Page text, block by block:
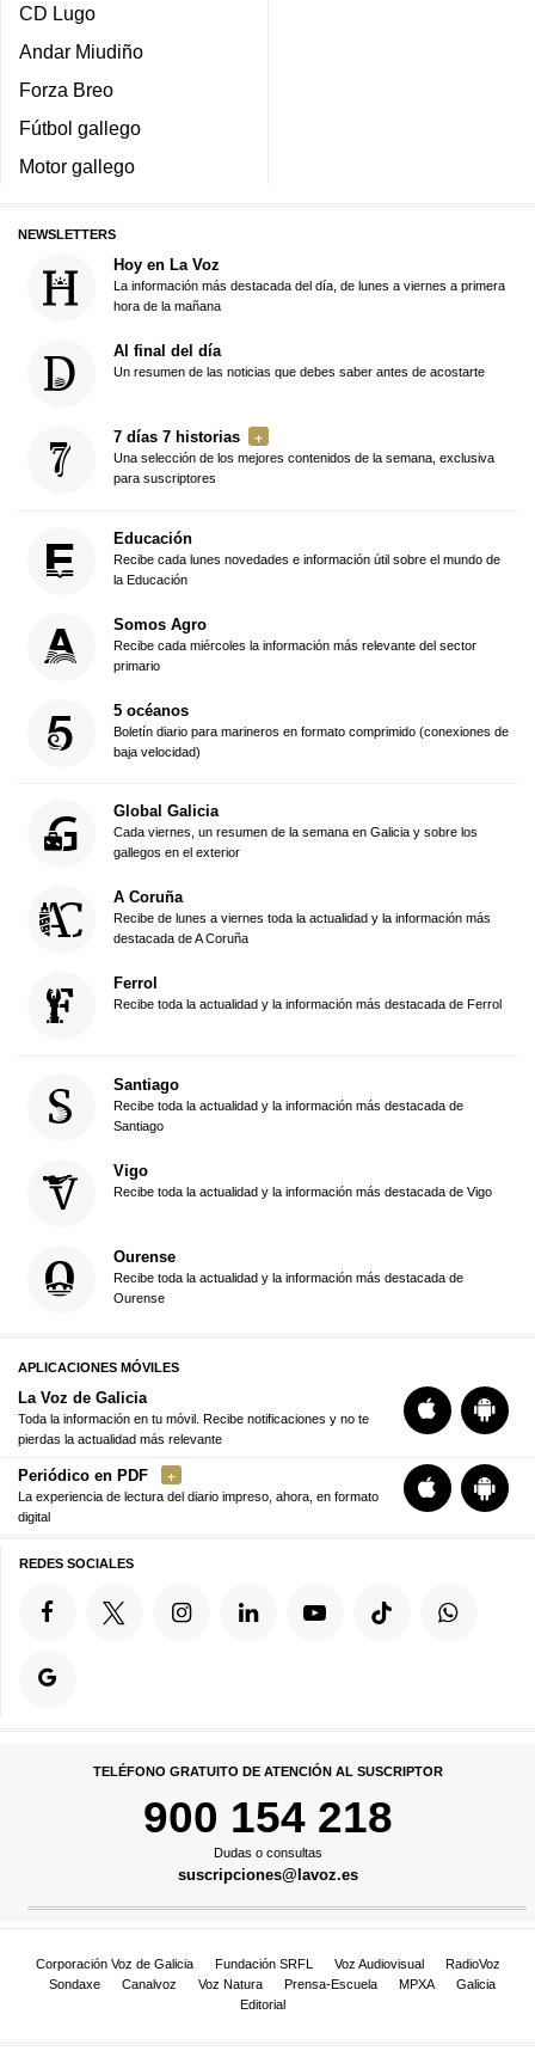
CD Lugo
Andar Miudiño
Forza Breo
Fútbol gallego
Motor gallego
NEWSLETTERS
Hoy en La Voz
La información más destacada del día, de lunes a viernes a primera
hora de la mañana
Al final del día
Un resumen de las noticias que debes saber antes de acostarte
7 días 7 historias
Una selección de los mejores contenidos de la semana, exclusiva
para suscriptores
Educación
Recibe cada lunes novedades e información útil sobre el mundo de
la Educación
Somos Agro
Recibe cada miércoles la información más relevante del sector
primario
5 océanos
Boletín diario para marineros en formato comprimido (conexiones de
baja velocidad)
Global Galicia
Cada viernes, un resumen de la semana en Galicia y sobre los
gallegos en el exterior
A Coruña
Recibe de lunes a viernes toda la actualidad y la información más
destacada de A Coruña
Ferrol
Recibe toda la actualidad y la información más destacada de Ferrol
Santiago
Recibe toda la actualidad y la información más destacada de
Santiago
Vigo
Recibe toda la actualidad y la información más destacada de Vigo
Ourense
Recibe toda la actualidad y la información más destacada de
Ourense
APLICACIONES MÓVILES
La Voz de Galicia
Toda la información en tu móvil. Recibe notificaciones y no te
pierdas la actualidad más relevante
Periódico en PDF
La experiencia de lectura del diario impreso, ahora, en formato
digital
REDES SOCIALES
TELÉFONO GRATUITO DE ATENCIÓN AL SUSCRIPTOR
900 154 218
Dudas o consultas
suscripciones@lavoz.es
Corporación Voz de Galicia Fundación SRFL Voz Audiovisual
RadioVoz
Sondaxe
Canalvoz Voz Natura Prensa-Escuela MPXA
Galicia
Editorial